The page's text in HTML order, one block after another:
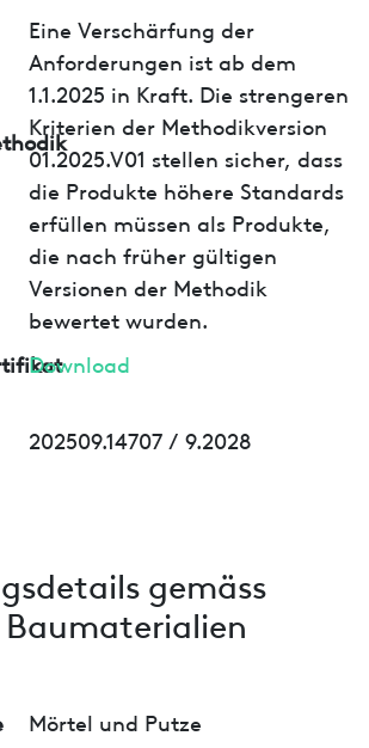
Eine Verschärfung der
Anforderungen ist ab dem
1.1.2025 in Kraft. Die strengeren
Kriterien der Methodikversion
01.2025.V01 stellen sicher, dass
die Produkte höhere Standards
erfüllen müssen als Produkte,
die nach früher gültigen
Versionen der Methodik
bewertet wurden.
Download
202509.14707 / 9.2028
gemäss
Mörtel und Putze